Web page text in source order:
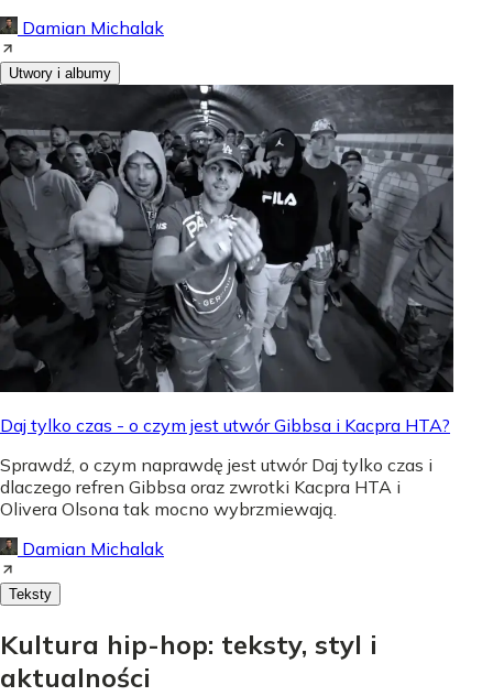
Damian Michalak
Utwory i albumy
Daj tylko czas - o czym jest utwór Gibbsa i Kacpra HTA?
Sprawdź, o czym naprawdę jest utwór Daj tylko czas i
dlaczego refren Gibbsa oraz zwrotki Kacpra HTA i
Olivera Olsona tak mocno wybrzmiewają.
Damian Michalak
Teksty
Kultura hip-hop: teksty, styl i
aktualności